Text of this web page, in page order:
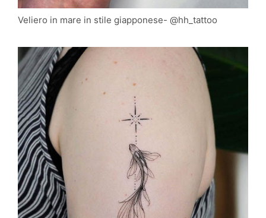
Veliero in mare in stile giapponese- @hh_tattoo